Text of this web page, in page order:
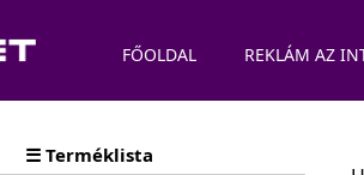
FŐOLDAL REKLÁM AZ
☰ Terméklista